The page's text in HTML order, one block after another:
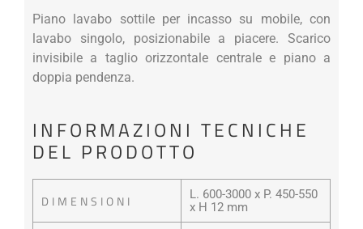
Piano lavabo sottile per incasso su mobile, con
lavabo singolo, posizionabile a piacere. Scarico
invisibile a taglio orizzontale centrale e piano a
doppia pendenza.
INFORMAZIONI TECNICHE
DEL PRODOTTO
DIMENSIONI
L. 600-3000 x P. 450-550
x H 12 mm